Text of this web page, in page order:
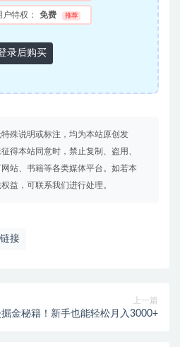
特权： 免费 推荐
录后购买
殊说明或标注，均为本站原创发
得本站同意时，禁止复制、盗用、
站、书籍等各类媒体平台。如若本
益，可联系我们进行处理。
链接
上一篇
金秘籍！新手也能轻松月入3000+